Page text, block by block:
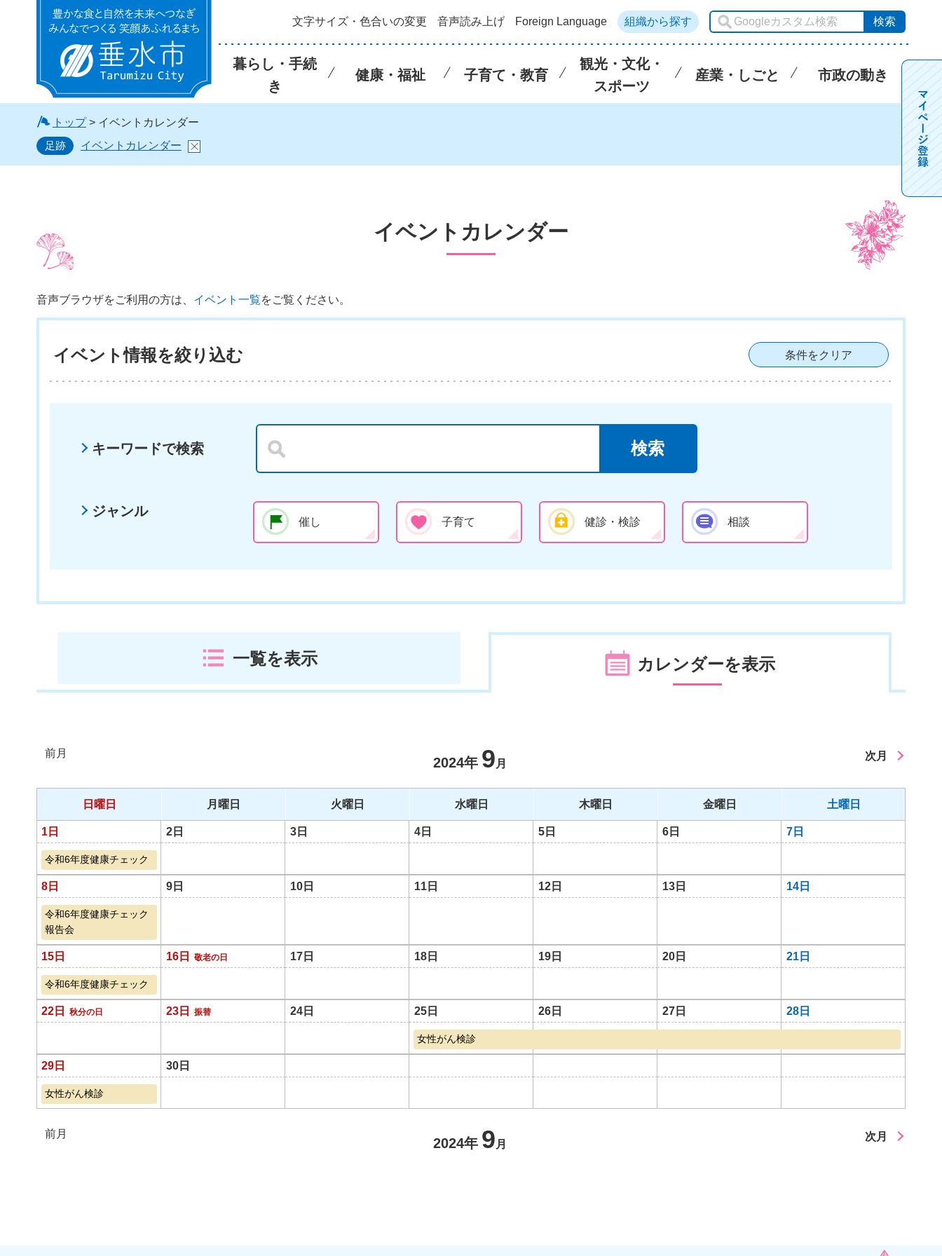
垂水市 文字サイズ・色合いの変更 音声読み上げ Foreign Language 組織から探す
暮らし・手続
き
健康・福祉 子育て・教育
観光・文化・
スポーツ
産業・しごと 市政の動き
トップ> イベントカレンダー
足跡
イベントカレンダー
イベントカレンダー
音声ブラウザをご利用の方は、 イベント一覧をご覧ください。
イベント情報を絞り込む 条件をクリア
キーワードで検索
ジャンル
催し 子育て 健診・検診 相談
一覧を表示 カレンダーを表示
前月
2024年 9 月
次月
日曜日 月曜日 火曜日 水曜日 木曜日 金曜日 土曜日
1日 2日 3日 4日 5日 6日 7日
令和6年度健康チェック
8日 9日 10日 11日 12日 13日 14日
令和6年度健康チェック
報告会
15日 16日 敬老の日 17日 18日 19日 20日 21日
令和6年度健康チェック
22日 秋分の日 23日 振替 24日 25日 26日 27日 28日
女性がん検診
29日 30日
女性がん検診
前月
2024年 9 月
次月